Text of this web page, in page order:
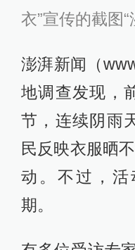
衣”宣传的截图“
澎湃新闻（
地调查发现，
节，连续阴雨
民反映衣服晒
动。不过，
期。